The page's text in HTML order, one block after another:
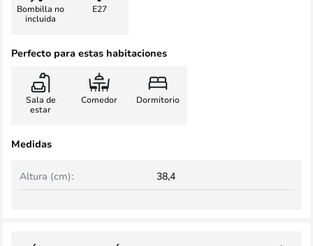
Bombilla no
incluida
E27
Perfecto para estas habitaciones
Sala de
estar
Comedor Dormitorio
Medidas
Altura (cm): 38,4